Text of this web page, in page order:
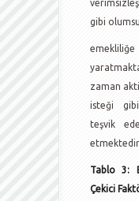
gibi
zaman
isteği
teşvik
Tablo 3:
Çekici